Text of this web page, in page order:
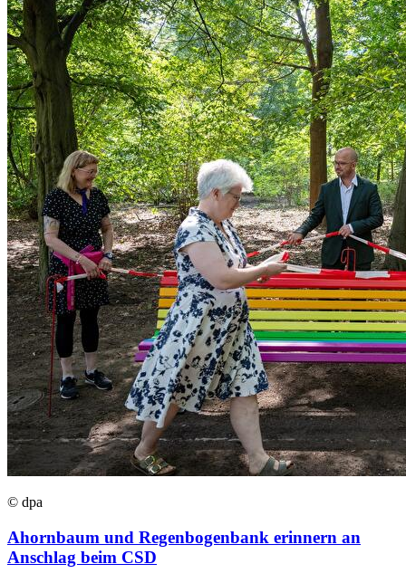
© dpa
Ahornbaum und Regenbogenbank erinnern an
Anschlag beim CSD